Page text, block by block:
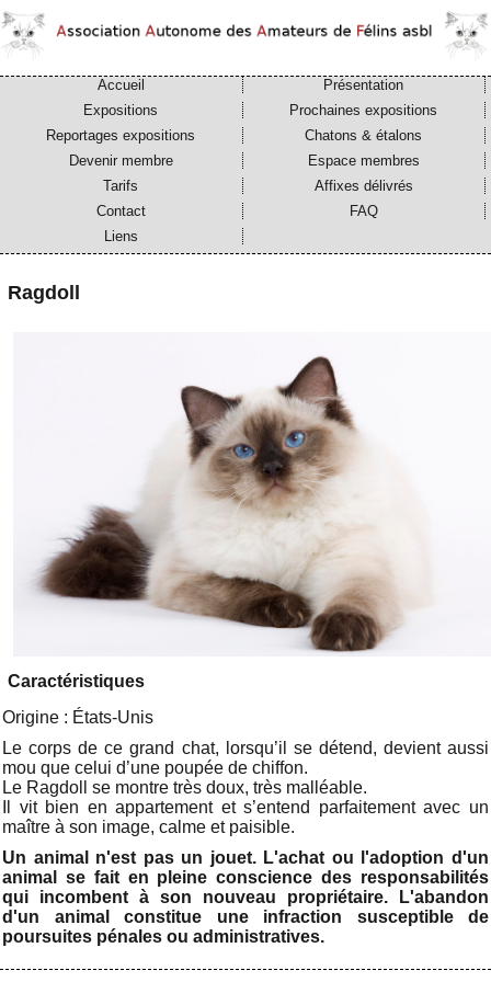
Accueil
Présentation
Expositions
Prochaines expositions
Reportages expositions
Chatons & étalons
Devenir membre
Espace membres
Tarifs
Affixes délivrés
Contact
FAQ
Liens
Ragdoll
Caractéristiques
Origine : États-Unis
Le corps de ce grand chat, lorsqu’il se détend, devient aussi
mou que celui d’une poupée de chiffon.
Le Ragdoll se montre très doux, très malléable.
Il vit bien en appartement et s’entend parfaitement avec un
maître à son image, calme et paisible.
Un animal n'est pas un jouet. L'achat ou l'adoption d'un
animal se fait en pleine conscience des responsabilités
qui incombent à son nouveau propriétaire. L'abandon
d'un animal constitue une infraction susceptible de
poursuites pénales ou administratives.